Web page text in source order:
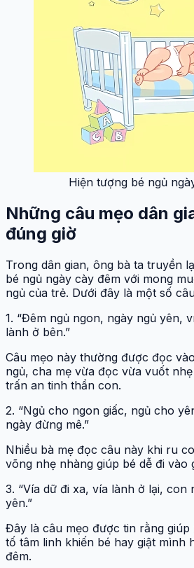
Hiện tượng bé ngủ
Những câu mẹo dân
đúng giờ
Trong dân gian, ông bà ta truyền
bé ngủ ngày cày đêm với mong
ngủ của trẻ. Dưới đây là một số
1. “Đêm ngủ ngon, ngày ngủ yên,
lành ở bên.”
Câu mẹo này thường được đọc
ngủ, cha mẹ vừa đọc vừa vuốt
trấn an tinh thần con.
2. “Ngủ cho ngon giấc, ngủ cho
ngày đừng mê.”
Nhiều bà mẹ đọc câu này khi ru
võng nhẹ nhàng giúp bé dễ đi vào
3. “Vía dữ đi xa, vía lành ở lại, con
yên.”
Đây là câu mẹo được tin rằng
tố tâm linh khiến bé hay giật mình
đêm.